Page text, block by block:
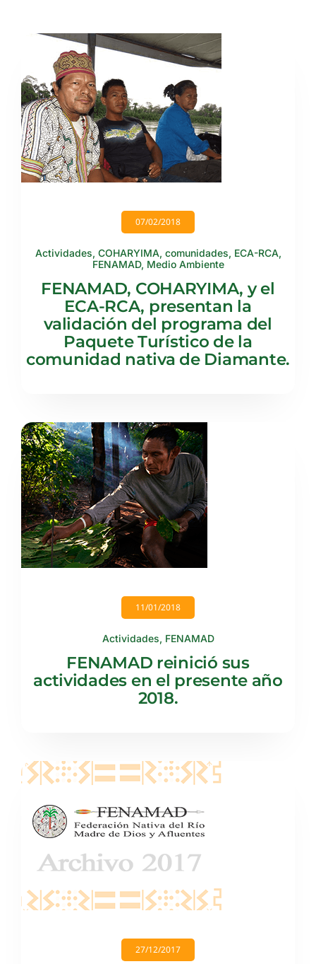
07/02/2018
Actividades, COHARYIMA, comunidades, ECA-RCA,
FENAMAD, Medio Ambiente
FENAMAD, COHARYIMA, y el
ECA-RCA, presentan la
validación del programa del
Paquete Turístico de la
comunidad nativa de Diamante.
11/01/2018
Actividades, FENAMAD
FENAMAD reinició sus
actividades en el presente año
2018.
27/12/2017